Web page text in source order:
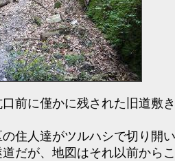
前に僅かに残された旧道敷
住人達がツルハシで切り開
だが、地図はそれ以前から